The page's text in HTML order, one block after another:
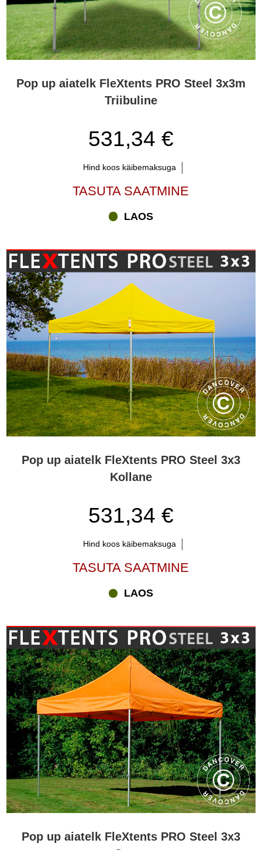
Pop up aiatelk FleXtents PRO Steel 3x3m
Triibuline
531,34 €
Hind koos käibemaksuga
TASUTA SAATMINE
LAOS
Pop up aiatelk FleXtents PRO Steel 3x3
Kollane
531,34 €
Hind koos käibemaksuga
TASUTA SAATMINE
LAOS
Pop up aiatelk FleXtents PRO Steel 3x3